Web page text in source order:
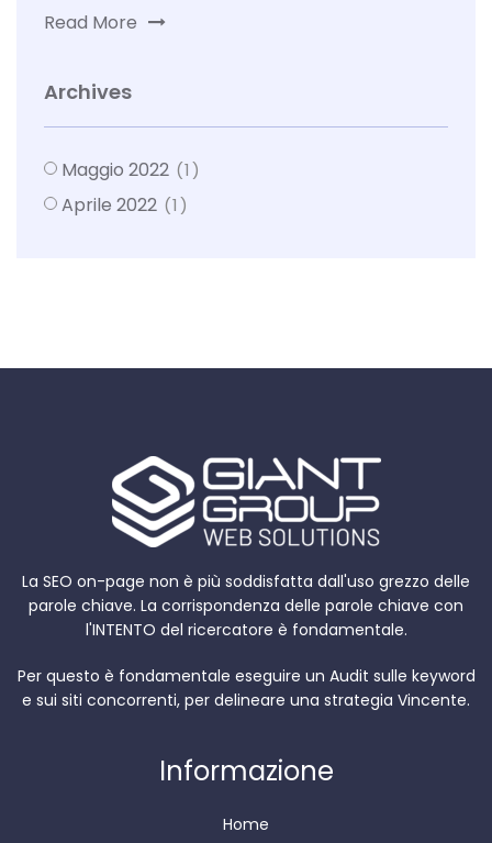
Read More
Archives
Maggio 2022 (1)
Aprile 2022 (1)
La SEO on-page non è più soddisfatta dall'uso grezzo delle
parole chiave. La corrispondenza delle parole chiave con
l'INTENTO del ricercatore è fondamentale.
Per questo è fondamentale eseguire un Audit sulle keyword
e sui siti concorrenti, per delineare una strategia Vincente.
Informazione
Home